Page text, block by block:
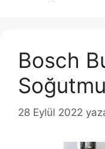
Bosch
28 Eylül 2022